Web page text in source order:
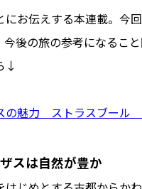
け
#お菓子
生活
お伝えする本連載。今
後の旅の参考になるこ
↓
の魅力 ストラスブール
スは自然が豊か